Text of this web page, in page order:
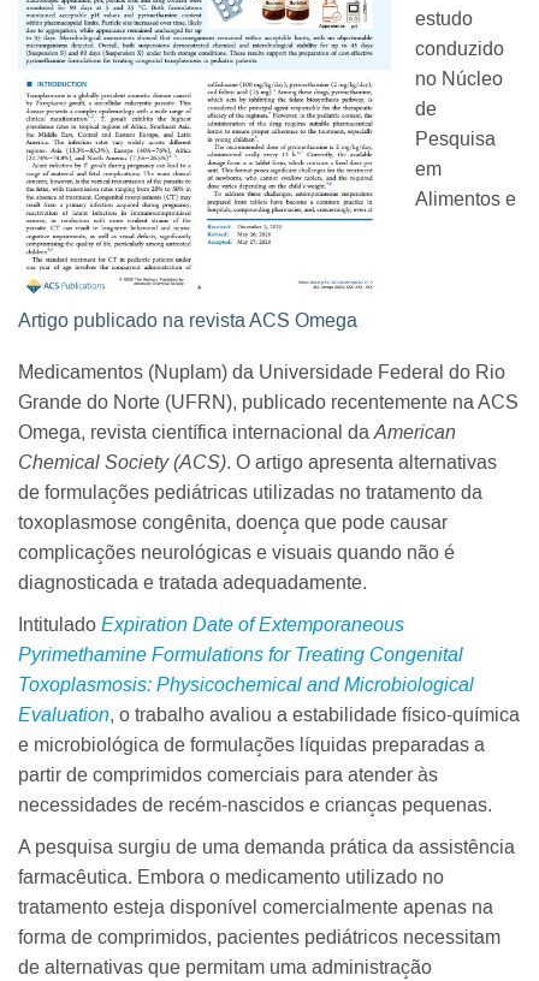
Artigo publicado na revista ACS Omega
estudo
conduzido
no Núcleo
de
Pesquisa
em
Alimentos e
Medicamentos (Nuplam) da Universidade Federal do Rio
Grande do Norte (UFRN), publicado recentemente na ACS
Omega, revista científica internacional da American
Chemical Society (ACS). O artigo apresenta alternativas
de formulações pediátricas utilizadas no tratamento da
toxoplasmose congênita, doença que pode causar
complicações neurológicas e visuais quando não é
diagnosticada e tratada adequadamente.
Intitulado Expiration Date of Extemporaneous
Pyrimethamine Formulations for Treating Congenital
Toxoplasmosis: Physicochemical and Microbiological
Evaluation, o trabalho avaliou a estabilidade físico-química
e microbiológica de formulações líquidas preparadas a
partir de comprimidos comerciais para atender às
necessidades de recém-nascidos e crianças pequenas.
A pesquisa surgiu de uma demanda prática da assistência
farmacêutica. Embora o medicamento utilizado no
tratamento esteja disponível comercialmente apenas na
forma de comprimidos, pacientes pediátricos necessitam
de alternativas que permitam uma administração